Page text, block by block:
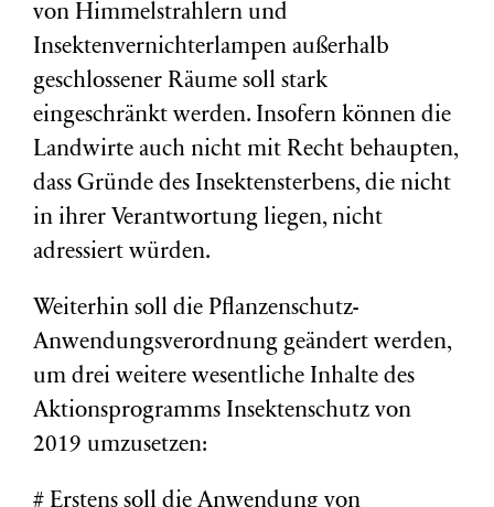
von Himmelstrahlern und
Insektenvernichterlampen außerhalb
geschlossener Räume soll stark
eingeschränkt werden. Insofern können die
Landwirte auch nicht mit Recht behaupten,
dass Gründe des Insektensterbens, die nicht
in ihrer Verantwortung liegen, nicht
adressiert würden.
Weiterhin soll die Pflanzenschutz-
Anwendungsverordnung geändert werden,
um drei weitere wesentliche Inhalte des
Aktionsprogramms Insektenschutz von
2019 umzusetzen:
# Erstens soll die Anwendung von